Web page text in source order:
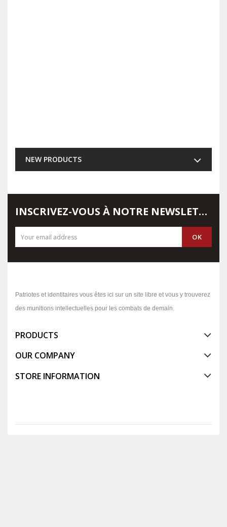
NEW PRODUCTS
INSCRIVEZ-VOUS À NOTRE NEWSLETTER
Patriotes et identitaires vous êtes ici sur un site libre et vous y trouverez
des munitions intellectuelles pour les combats de demain.
PRODUCTS
OUR COMPANY
STORE INFORMATION